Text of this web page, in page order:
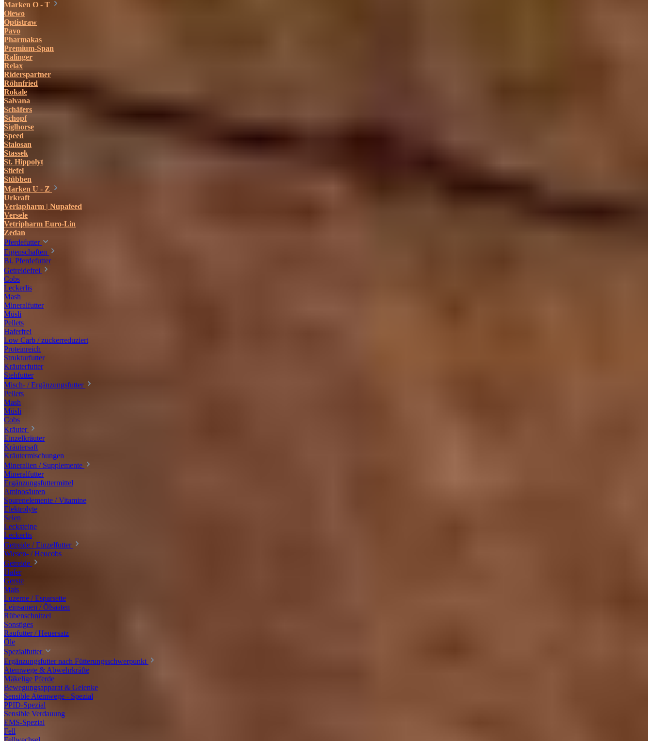
Marken O - T
Olewo
Optistraw
Pavo
Pharmakas
Premium-Span
Ralinger
Relax
Riderspartner
Röhnfried
Rokale
Salvana
Schäfers
Schopf
Siglhorse
Speed
Stalosan
Stassek
St. Hippolyt
Stiefel
Stübben
Marken U - Z
Urkraft
Verlapharm | Nupafeed
Versele
Vetripharm Euro-Lin
Zedan
Pferdefutter
Eigenschaften
Bi. Pferdefutter
Getreidefrei
Cobs
Leckerlis
Mash
Mineralfutter
Müsli
Pellets
Haferfrei
Low Carb / zuckerreduziert
Proteinreich
Strukturfutter
Kräuterfutter
Stehfutter
Misch- / Ergänzungsfutter
Pellets
Mash
Müsli
Cobs
Kräuter
Einzelkräuter
Kräutersaft
Kräutermischungen
Mineralien / Supplemente
Mineralfutter
Ergänzungsfuttermittel
Aminosäuren
Spurenelemente / Vitamine
Elektrolyte
Selen
Lecksteine
Leckerlis
Getreide / Einzelfutter
Wiesen- / Heucobs
Getreide
Hafer
Gerste
Mais
Luzerne / Esparsette
Leinsamen / Ölsaaten
Rübenschnitzel
Sonstiges
Raufutter / Heuersatz
Öle
Spezialfutter
Ergänzungsfutter nach Fütterungsschwerpunkt
Atemwege & Abwehrkräfte
Mäkelige Pferde
Bewegungsapparat & Gelenke
Sensible Atemwege - Spezial
PPID-Spezial
Sensible Verdauung
EMS-Spezial
Fell